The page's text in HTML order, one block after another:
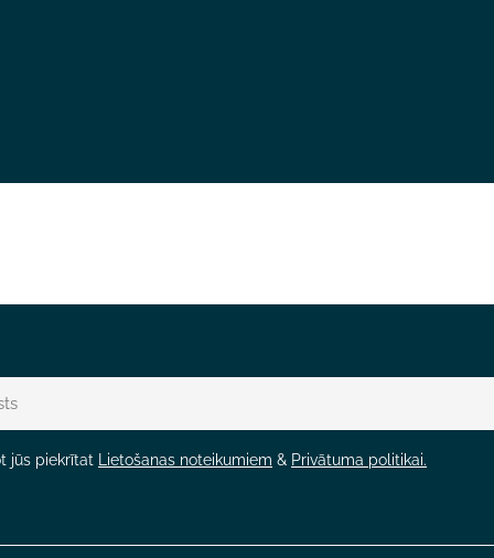
jūs piekrītat Lietošanas noteikumiem & Privātuma politikai.